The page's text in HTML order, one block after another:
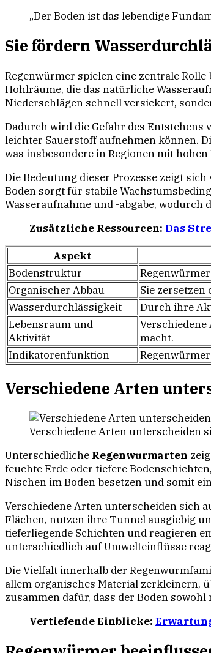
„Der Boden ist das lebendige
Sie fördern
Regenwürmer spielen eine zentrale Rolle
Hohlräume, die das natürliche
Niederschlägen schnell versickert,
Dadurch wird die Gefahr des
leichter Sauerstoff aufnehmen können.
was insbesondere in Regionen mit
Die Bedeutung dieser Prozesse zeigt
Boden sorgt für stabile
Wasseraufnahme und -abgabe, wodurch
Zusätzliche Ressourcen: Das
Aspekt
Bodenstruktur
Organischer Abbau
Sie
Wasserdurchlässigkeit
Durch ihre
Lebensraum und
Aktivität
macht.
Indikatorenfunktion
Verschiedene Arten
Verschiedene Arten unterscheiden
Unterschiedliche Regenwurmarten
feuchte Erde oder tiefere
Nischen im Boden besetzen und somit
Verschiedene Arten unterscheiden sich
Flächen, nutzen ihre Tunnel ausgiebig
tieferliegende Schichten und reagieren
unterschiedlich auf Umwelteinflüsse
Die Vielfalt innerhalb der
allem organisches Material zerkleinern,
zusammen dafür, dass der Boden
Vertiefende Einblicke: